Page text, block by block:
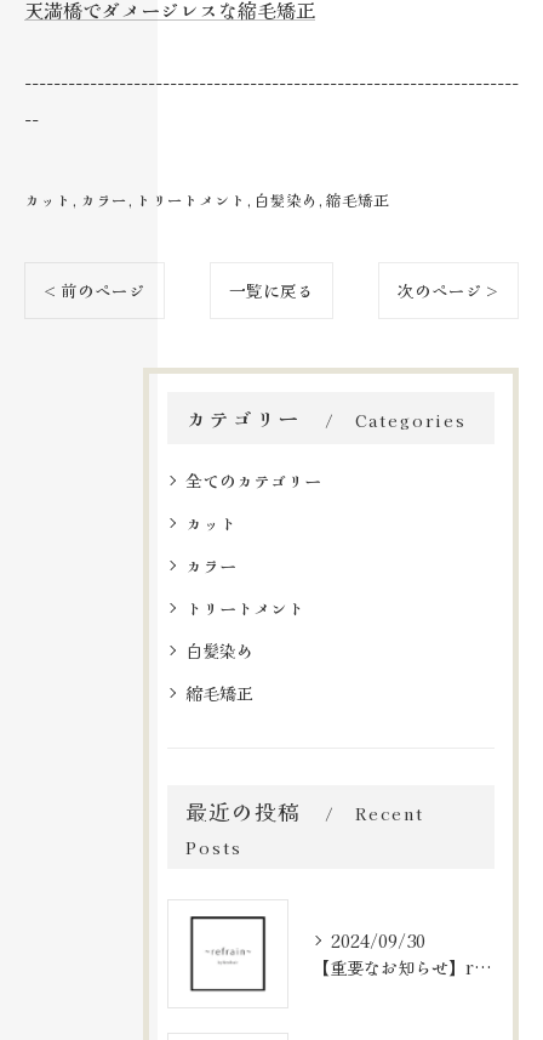
天満橋でダメージレスな縮毛矯正
--------------------------------------------------------------------
--
カット カラー トリートメント 白髪染め 縮毛矯正
< 前のページ 一覧に戻る 次のページ >
カテゴリー Categories
全てのカテゴリー
カット
カラー
トリートメント
白髪染め
縮毛矯正
最近の投稿
Recent
Posts
2024/09/30
【重要なお知らせ】refrainの予約システムについて